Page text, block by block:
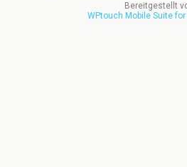
Bereitgestellt
WPtouch Mobile Suite